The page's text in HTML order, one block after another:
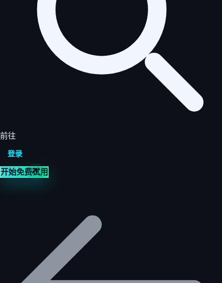
前往
登录
开始免费试用